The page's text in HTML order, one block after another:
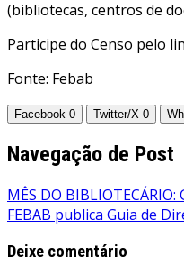
(bibliotecas, centros de
Participe do Censo pelo
Fonte: Febab
Facebook 0 Twitter/X 0
Navegação de Post
MÊS DO BIBLIOTECÁRIO:
FEBAB publica Guia de
Deixe comentário